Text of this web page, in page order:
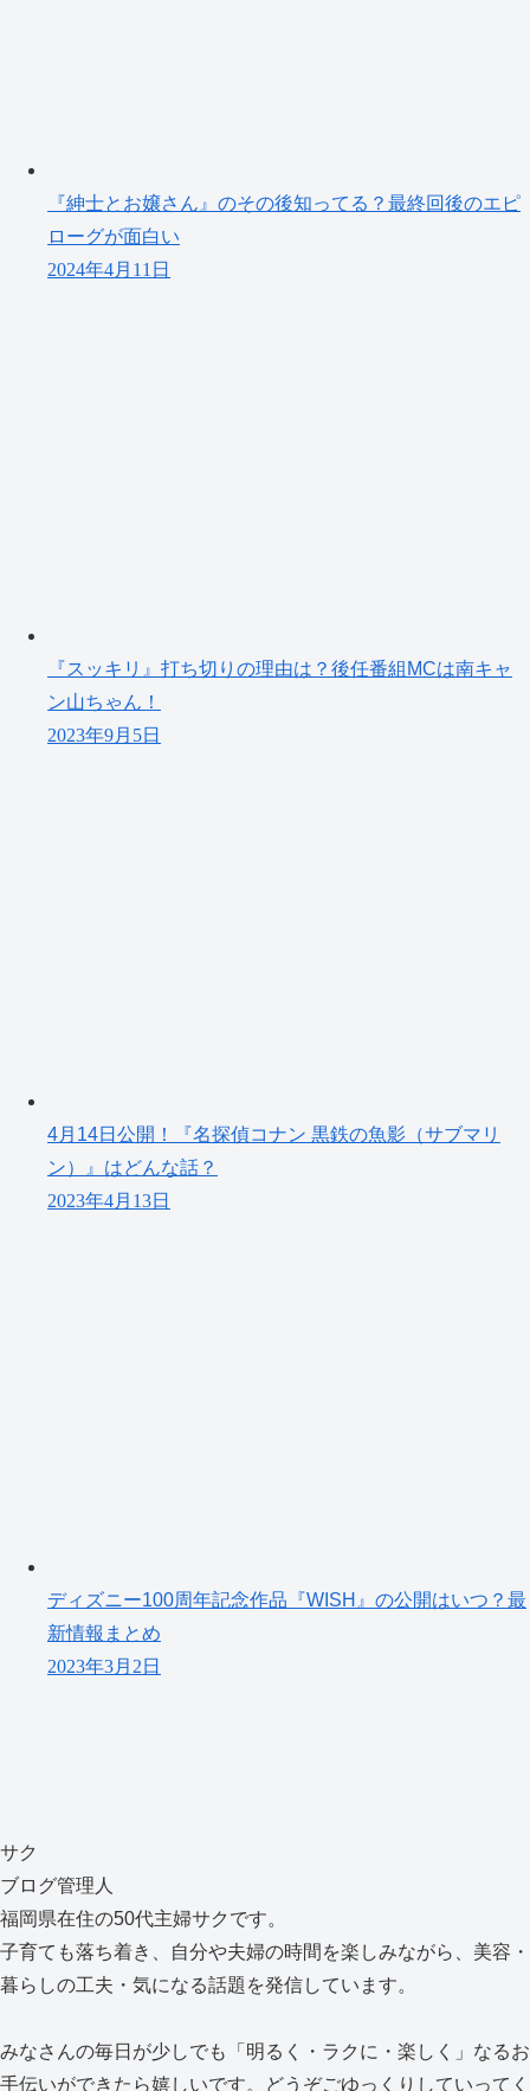
『紳士とお嬢さん』のその後知ってる？最終回後のエピ
ローグが面白い
2024年4月11日
『スッキリ』打ち切りの理由は？後任番組MCは南キャ
ン山ちゃん！
2023年9月5日
4月14日公開！『名探偵コナン 黒鉄の魚影（サブマリ
ン）』はどんな話？
2023年4月13日
ディズニー100周年記念作品『WISH』の公開はいつ？最
新情報まとめ
2023年3月2日
サク
ブログ管理人
福岡県在住の50代主婦サクです。
子育ても落ち着き、自分や夫婦の時間を楽しみながら、美容・
暮らしの工夫・気になる話題を発信しています。
みなさんの毎日が少しでも「明るく・ラクに・楽しく」なるお
手伝いができたら嬉しいです。どうぞごゆっくりしていってく